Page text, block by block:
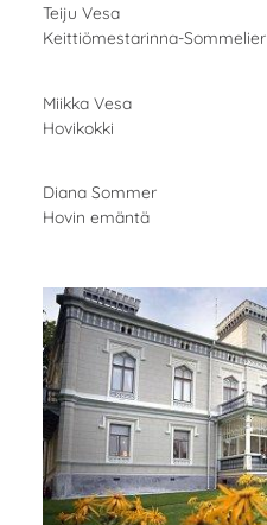
Teiju Vesa
Keittiömestarinna-Sommelier
Miikka Vesa
Hovikokki
Diana Sommer
Hovin emäntä